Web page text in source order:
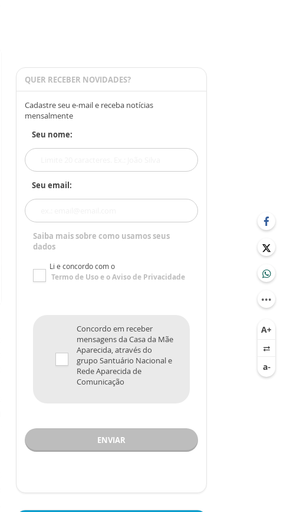
QUER RECEBER NOVIDADES?
Cadastre seu e-mail e receba notícias
mensalmente
Seu nome:
Seu email:
Saiba mais sobre como usamos seus
dados
Li e concordo com o
Termo de Usoe oAviso de Privacidade
Concordo em receber
mensagens da Casa da Mãe
Aparecida, através do
grupo Santuário Nacional e
Rede Aparecida de
Comunicação
ENVIAR